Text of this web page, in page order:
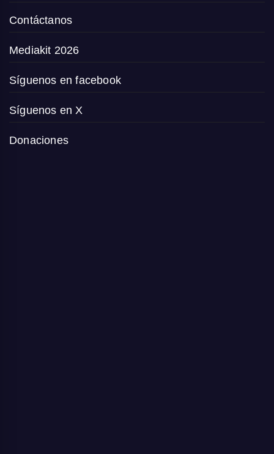
Contáctanos
Mediakit 2026
Síguenos en facebook
Síguenos en X
Donaciones